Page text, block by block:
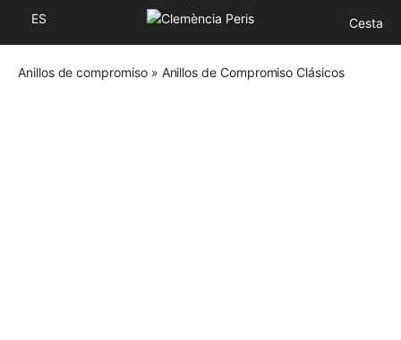
ES Cesta
Anillos de compromiso» Anillos de Compromiso Clásicos